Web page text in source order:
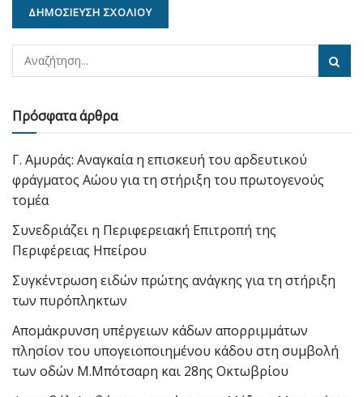
Πρόσφατα άρθρα
Γ. Αμυράς: Αναγκαία η επισκευή του αρδευτικού
φράγματος Αώου για τη στήριξη του πρωτογενούς
τομέα
Συνεδριάζει η Περιφερειακή Επιτροπή της
Περιφέρειας Ηπείρου
Συγκέντρωση ειδών πρώτης ανάγκης για τη στήριξη
των πυρόπληκτων
Απομάκρυνση υπέργειων κάδων απορριμμάτων
πλησίον του υπογειοποιημένου κάδου στη συμβολή
των οδών Μ.Μπότσαρη και 28ης Οκτωβρίου